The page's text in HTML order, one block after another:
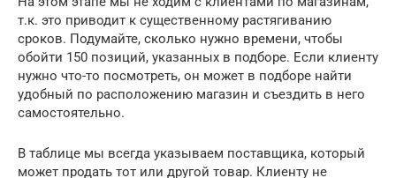
т.к. это приводит к существенному растягиванию
сроков. Подумайте, сколько нужно времени, чтобы
обойти 150 позиций, указанных в подборе. Если клиенту
нужно что-то посмотреть, он может в подборе найти
удобный по расположению магазин и съездить в него
самостоятельно.
В таблице мы всегда указываем поставщика, который
может продать тот или другой товар. Клиенту не